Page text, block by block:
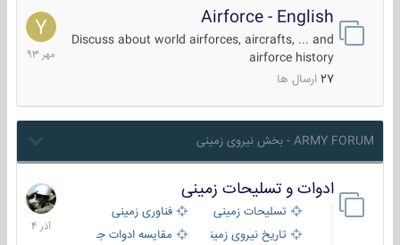
Airforce - English
Discuss about world airforces, aircrafts, ... and
airforce history
27 ارسال ها
15
مهر
1393
ARMY FORUM - بخش نیروی زمینی
ادوات و تسلیحات زمینی
تسلیحات زمینی
فناوری زمینی
تاریخ نیروی زمینی
مقایسه ادوات جنگی
21
آذر
1404